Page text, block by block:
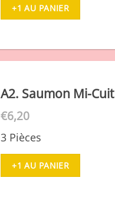
+1 AU PANIER
A2. Saumon Mi-Cuit
€6,20
3 Pièces
+1 AU PANIER